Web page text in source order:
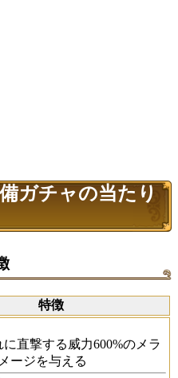
ガチャの当たり
特徴
直撃する威力600%のメラ
ージを与える